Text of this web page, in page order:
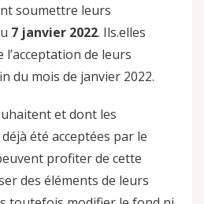
soumettre leurs
7 janvier 2022. Ils.elles
de leurs
du mois de janvier 2022.
et dont les
été acceptées par le
profiter de cette
des éléments de leurs